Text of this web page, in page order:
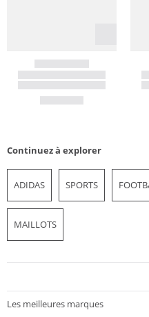
Continuez à explorer
ADIDAS SPORTS
MAILLOTS
Les meilleures marques